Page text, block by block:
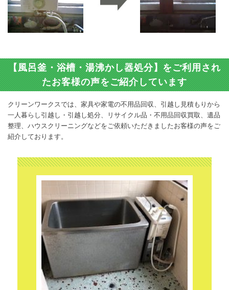
【風呂釜・浴槽・湯沸かし器処分】をご利用され
たお客様の声をご紹介しています
クリーンワークスでは、家具や家電の不用品回収、引越し見積もりから
一人暮らし引越し・引越し処分、リサイクル品・不用品回収買取、遺品
整理、ハウスクリーニングなどをご依頼いただきましたお客様の声をご
紹介しております。